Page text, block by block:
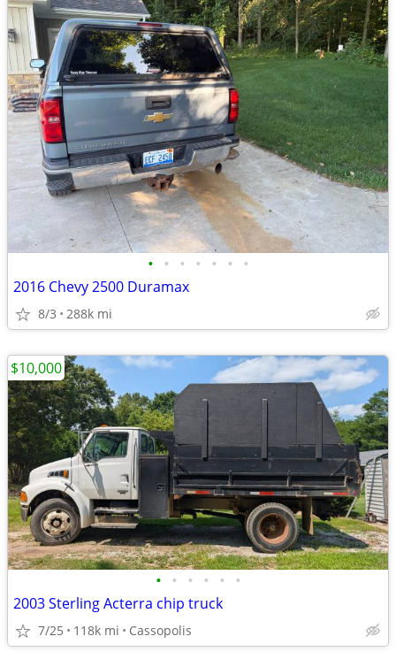
• • • • • • •
2016 Chevy 2500 Duramax
8/3 288k mi
• • • • • •
2003 Sterling Acterra chip truck
7/25 118k mi Cassopolis
$10,000